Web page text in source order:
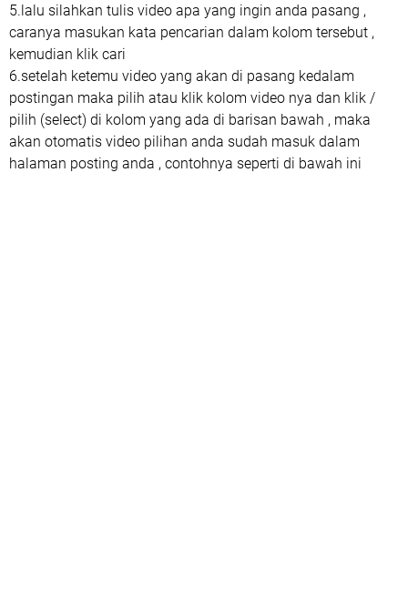
5.lalu silahkan tulis video apa yang ingin anda pasang ,
caranya masukan kata pencarian dalam kolom tersebut ,
kemudian klik cari
6.setelah ketemu video yang akan di pasang kedalam
postingan maka pilih atau klik kolom video nya dan klik /
pilih (select) di kolom yang ada di barisan bawah , maka
akan otomatis video pilihan anda sudah masuk dalam
halaman posting anda , contohnya seperti di bawah ini